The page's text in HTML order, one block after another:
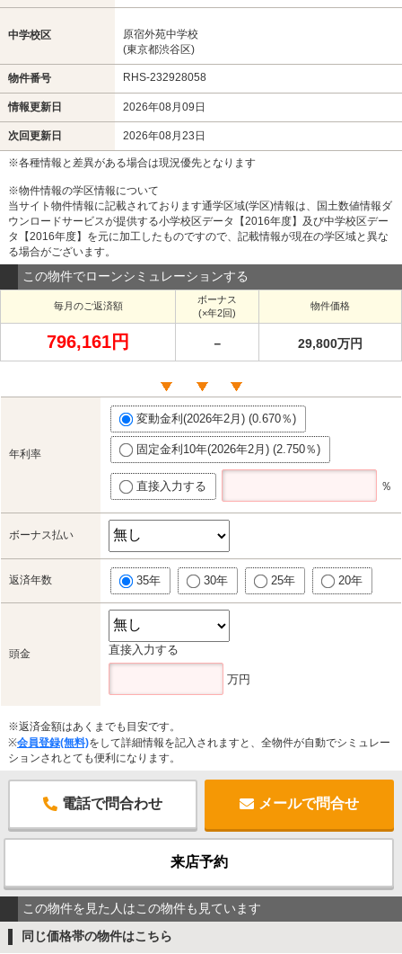
中学校区
原宿外苑中学校
(東京都渋谷区)
物件番号 RHS-232928058
情報更新日 2026年08月09日
次回更新日 2026年08月23日
※各種情報と差異がある場合は現況優先となります
※物件情報の学区情報について
当サイト物件情報に記載されております通学区域(学区)情報は、国土数値情報ダ
ウンロードサービスが提供する小学校区データ【2016年度】及び中学校区デー
タ【2016年度】を元に加工したものですので、記載情報が現在の学区域と異な
る場合がございます。
この物件でローンシミュレーションする
毎月のご返済額
ボーナス
(×年2回)
物件価格
796,161円 － 29,800万円
年利率
変動金利(2026年2月) (0.670％)
固定金利10年(2026年2月) (2.750％)
直接入力する ％
ボーナス払い
返済年数 35年 30年 25年 20年
頭金 直接入力する
万円
※返済金額はあくまでも目安です。
※会員登録(無料)をして詳細情報を記入されますと、全物件が自動でシミュレー
ションされとても便利になります。
電話で問合わせ メールで問合せ
来店予約
この物件を見た人はこの物件も見ています
同じ価格帯の物件はこちら